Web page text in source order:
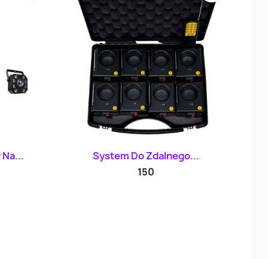
Szybki podgląd
System Do Zdalnego...
150